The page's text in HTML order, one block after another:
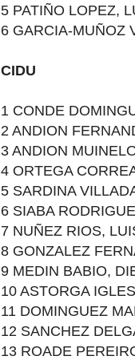
5 PATIÑO LOPEZ,
6 GARCIA-MUÑOZ
CIDU
1 CONDE
2 ANDION
3 ANDION
4 ORTEGA
5 SARDINA
6 SIABA
7 NUÑEZ RIOS,
8 GONZALEZ
9 MEDIN BABIO,
10 ASTORGA
11 DOMINGUEZ
12 SANCHEZ
13 ROADE